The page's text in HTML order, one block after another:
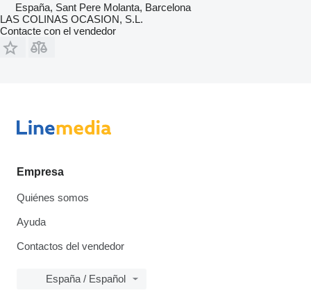
España, Sant Pere Molanta, Barcelona
LAS COLINAS OCASION, S.L.
Contacte con el vendedor
Empresa
Quiénes somos
Ayuda
Contactos del vendedor
España / Español